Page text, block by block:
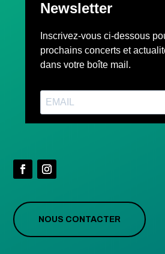
NOUS CONTACTER